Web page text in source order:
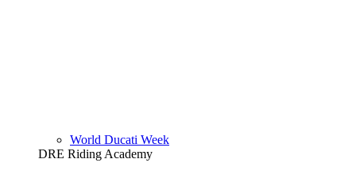
World Ducati Week
DRE Riding Academy